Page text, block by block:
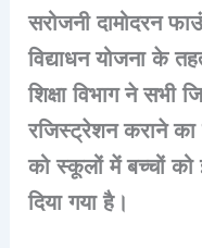
सरोजनी दामोदरन
विद्याधन योजना के
शिक्षा विभाग ने सभी
रजिस्ट्रेशन कराने का
को स्कूलों में बच्चों को
दिया गया है।